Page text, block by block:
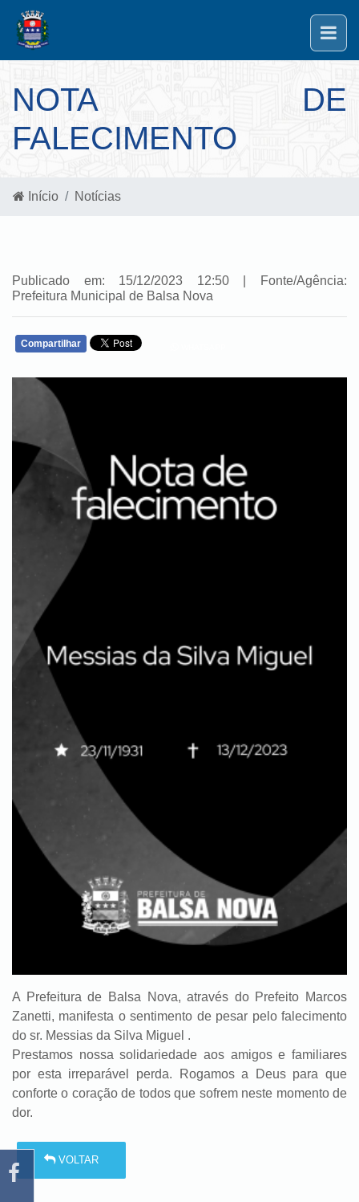
NOTA DE
FALECIMENTO
Início Notícias
Publicado em: 15/12/2023 12:50 | Fonte/Agência:
Prefeitura Municipal de Balsa Nova
Compartilhar
A Prefeitura de Balsa Nova, através do Prefeito Marcos
Zanetti, manifesta o sentimento de pesar pelo falecimento
do sr. Messias da Silva Miguel .
Prestamos nossa solidariedade aos amigos e familiares
por esta irreparável perda. Rogamos a Deus para que
conforte o coração de todos que sofrem neste momento de
dor.
VOLTAR